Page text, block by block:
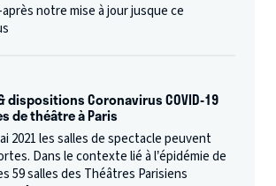
notre mise à jour jusque ce
Coronavirus COVID-19
de théâtre à Paris
2021 les salles de spectacle peuvent
Dans le contexte lié à l’épidémie de
59 salles des Théâtres Parisiens